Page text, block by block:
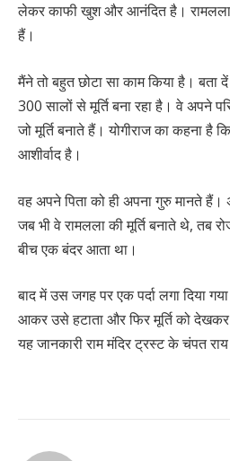
लेकर काफी खुश और आनंदित है। रामलला
हैं।
मैंने तो बहुत छोटा सा काम किया है। बता दें
300 सालों से मूर्ति बना रहा है। वे अपने
जो मूर्ति बनाते हैं। योगीराज का कहना है
आशीर्वाद है।
वह अपने पिता को ही अपना गुरु मानते हैं।
जब भी वे रामलला की मूर्ति बनाते थे, तब
बीच एक बंदर आता था।
बाद में उस जगह पर एक पर्दा लगा दिया
आकर उसे हटाता और फिर मूर्ति को देखकर
यह जानकारी राम मंदिर ट्रस्ट के चंपत राय